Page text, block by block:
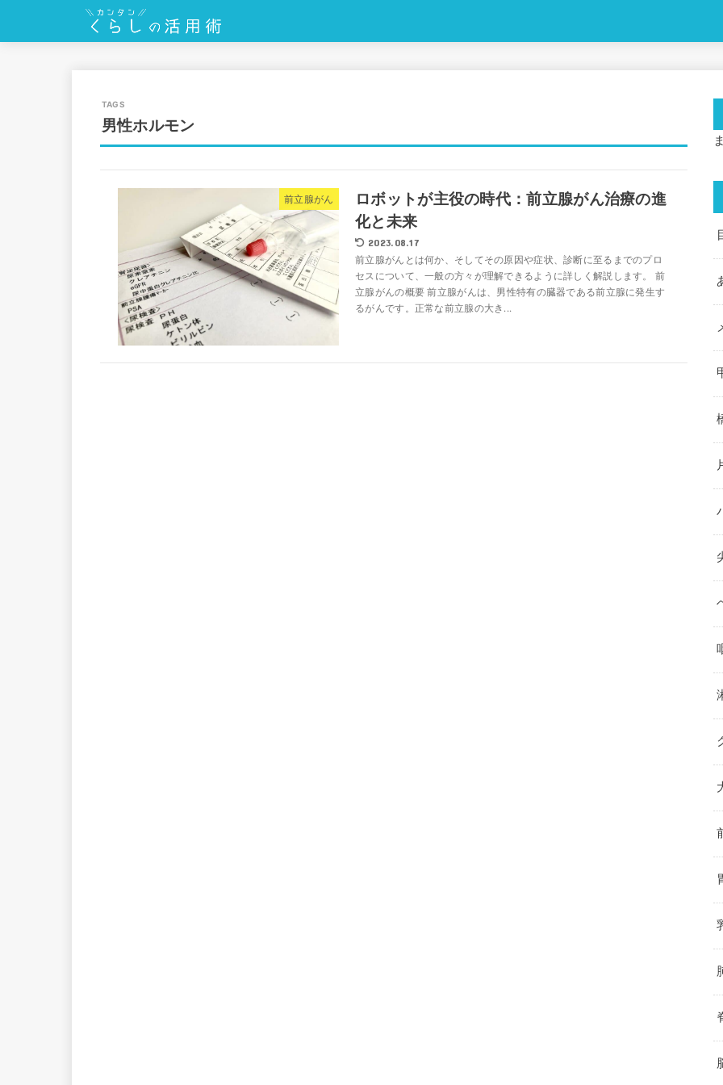
男性ホルモン
前立腺がん
ロボットが主役の時代：前立腺がん治療の進
化と未来
2023.08.17
前立腺がんとは何か、そしてその原因や症状、診断に至るまでのプロ
セスについて、一般の方々が理解できるように詳しく解説します。 前
立腺がんの概要 前立腺がんは、男性特有の臓器である前立腺に発生す
るがんです。正常な前立腺の大き...